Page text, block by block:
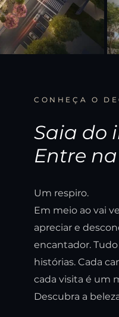
CONHEÇA O
Saia do
Entre
Um respiro.
Em meio ao vai
apreciar e
encantador.
histórias. Cada
cada visita é um
Descubra a